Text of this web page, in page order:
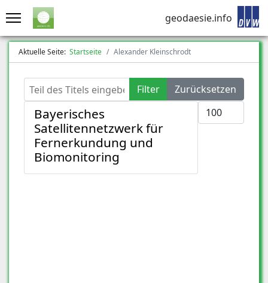
geodaesie.info
Aktuelle Seite: Startseite Alexander Kleinschrodt
Teil des Titels eingeben Filter
Zurücksetzen
Anzeige #
Bayerisches
Satellitennetzwerk für
Fernerkundung und
Biomonitoring